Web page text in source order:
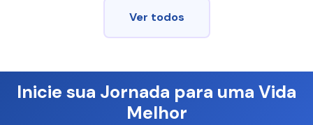
Ver todos
Inicie sua Jornada para uma Vida
Melhor